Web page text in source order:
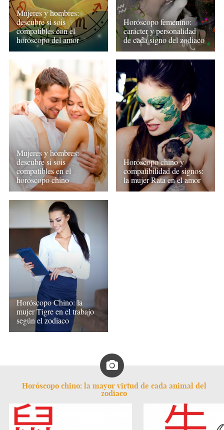
Mujeres y hombres:
descubre si sois
compatibles con el
horóscopo del amor
Horóscopo femenino:
carácter y personalidad
de cada signo del zodiaco
Mujeres y hombres:
descubre si sois
compatibles en el
horóscopo chino
Horóscopo chino y
compatibilidad de signos:
la mujer Rata en el amor
Horóscopo Chino: la
mujer Tigre en el trabajo
según el zodiaco
Horóscopo chino: la mayor virtud de cada animal del
zodiaco